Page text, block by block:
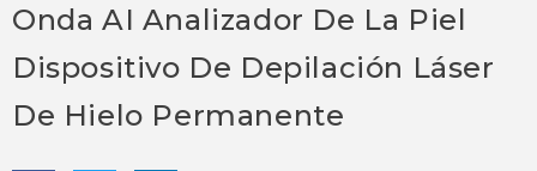
Onda AI Analizador De La Piel
Dispositivo De Depilación Láser
De Hielo Permanente